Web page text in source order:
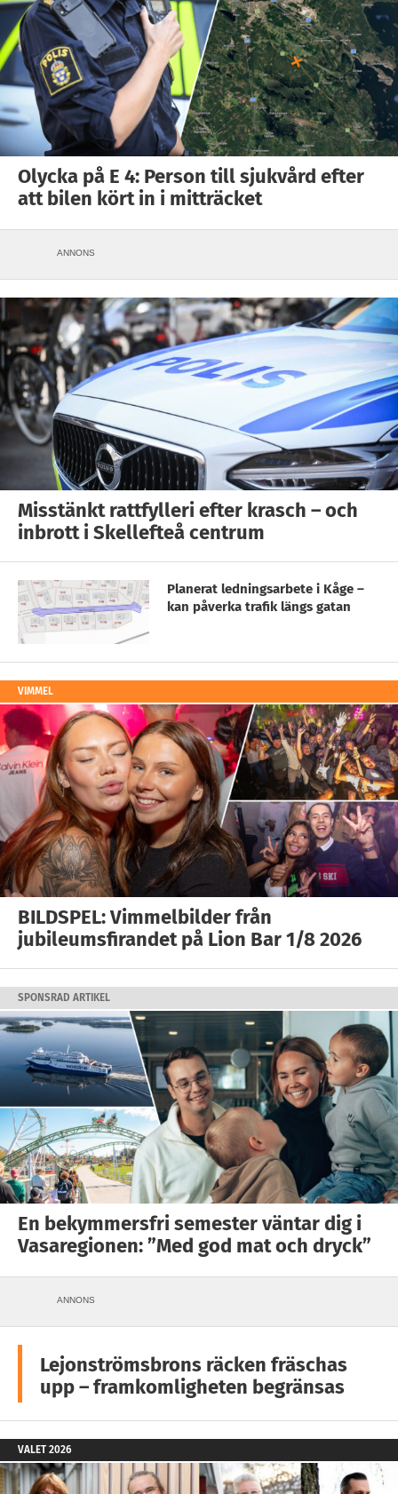
Olycka på E 4: Person till sjukvård efter
att bilen kört in i mitträcket
ANNONS
Misstänkt rattfylleri efter krasch – och
inbrott i Skellefteå centrum
Planerat ledningsarbete i Kåge –
kan påverka trafik längs gatan
VIMMEL
BILDSPEL: Vimmelbilder från
jubileumsfirandet på Lion Bar 1/8 2026
SPONSRAD ARTIKEL
En bekymmersfri semester väntar dig i
Vasaregionen: ”Med god mat och dryck”
ANNONS
Lejonströmsbrons räcken fräschas
upp – framkomligheten begränsas
VALET 2026